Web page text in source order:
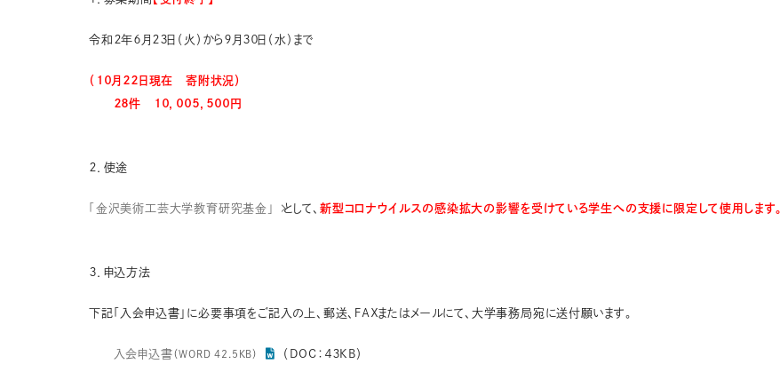
令和２年６月２３日（火）から９月３０日（水）まで
（１０月２２日現在 寄附状況）
２８件 １０，００５，５００円
２．使途
「金沢美術工芸大学教育研究基金」 として、新型コロナウイルスの感染拡大の影響を受けている学生への支援に限定して使用します。
３．申込方法
下記「入会申込書」に必要事項をご記入の上、郵送、ＦＡＸまたはメールにて、大学事務局宛に送付願います。
入会申込書（WORD 42.5KB） （DOC：４３KB）